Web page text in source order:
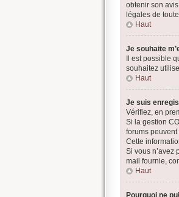
obtenir son
légales de
Haut
Je souhaite
Il est possible
souhaitez
Haut
Je suis
Vérifiez, en
Si la gestion
forums
Cette
Si vous n’avez
mail fournie,
Haut
Pourquoi ne